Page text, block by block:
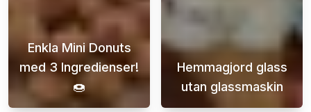
Enkla Mini Donuts
med 3 Ingredienser!
🍩
Upptäck enkla och läckra mini donuts
Hemmagjord glass
utan glassmaskin
Att göra